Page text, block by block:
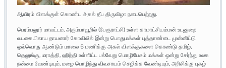
ஆயிரம் விளக்குள் கொண்ட அகல் தீப திருவிழா நடைபெற்றது.
பெரம்பலூர் மாவட்டம், அரும்பாவூரில் (பேரூராட்சி) உள்ள காமாட்சியம்மன் உடனுறை
வடகையிலாய நாயனார் கோவிலில் இன்று பொதுமக்கள் புத்தாண்டை முன்னிட்டு
ஒவ்வொரு ஆண்டும் மாலை 6 மணிக்கு அகல் விளக்குகளை கொண்டு தமிழ்,
தெலுங்கு, மராத்தி, ஹிந்தி உள்ளிட்ட பல்வேறு மொழிபேசும் மக்கள் ஒன்று சேர்ந்து உலக
நன்மை வேண்டியும், மழை பொழிந்து விவசாயம் செழிக்க வேண்டியும், அரிசிக்கு புகழ்